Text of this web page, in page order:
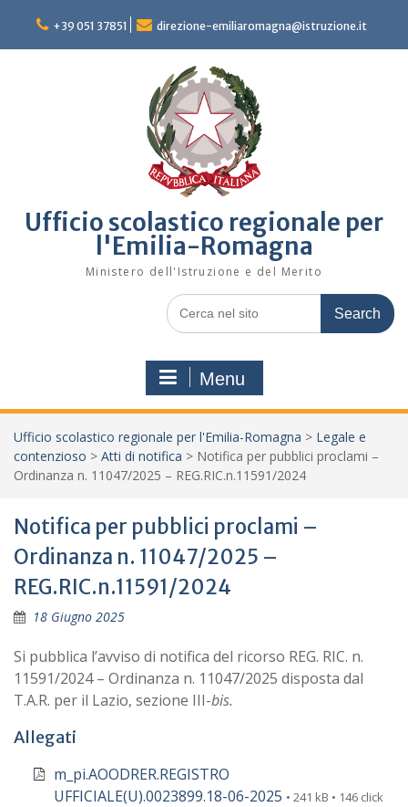
content
+39 051 37851 direzione-emiliaromagna@istruzione.it
Ufficio scolastico regionale per
l'Emilia-Romagna
Ministero dell'Istruzione e del Merito
Search
for:
Menu
Ufficio scolastico regionale per l'Emilia-Romagna > Legale e
contenzioso > Atti di notifica > Notifica per pubblici proclami –
Ordinanza n. 11047/2025 – REG.RIC.n.11591/2024
Notifica per pubblici proclami –
Ordinanza n. 11047/2025 –
REG.RIC.n.11591/2024
18 Giugno 2025
Si pubblica l’avviso di notifica del ricorso REG. RIC. n.
11591/2024 – Ordinanza n. 11047/2025 disposta dal
T.A.R. per il Lazio, sezione III-bis.
Allegati
m_pi.AOODRER.REGISTRO
UFFICIALE(U).0023899.18-06-2025 • 241 kB • 146 click